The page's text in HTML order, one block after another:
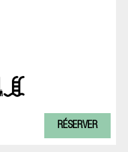
RÉSERVER